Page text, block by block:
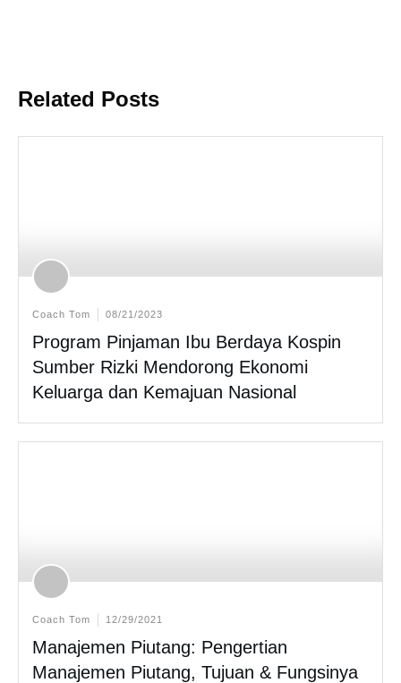
Related Posts
Coach Tom 08/21/2023
Program Pinjaman Ibu Berdaya Kospin
Sumber Rizki Mendorong Ekonomi
Keluarga dan Kemajuan Nasional
Coach Tom 12/29/2021
Manajemen Piutang: Pengertian
Manajemen Piutang, Tujuan & Fungsinya